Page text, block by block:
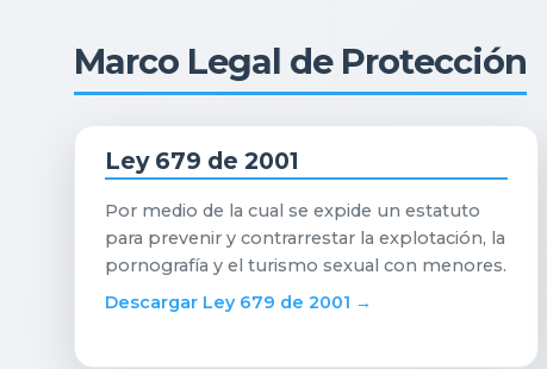
Marco Legal de Protección
Ley 679 de 2001
Por medio de la cual se expide un estatuto
para prevenir y contrarrestar la explotación, la
pornografía y el turismo sexual con menores.
Descargar Ley 679 de 2001 →